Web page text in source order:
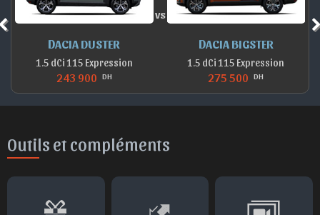
DACIA DUSTER
1.5 dCi 115 Expression
243 900 DH
vs
DACIA BIGSTER
1.5 dCi 115 Expression
275 500 DH
Outils et compléments